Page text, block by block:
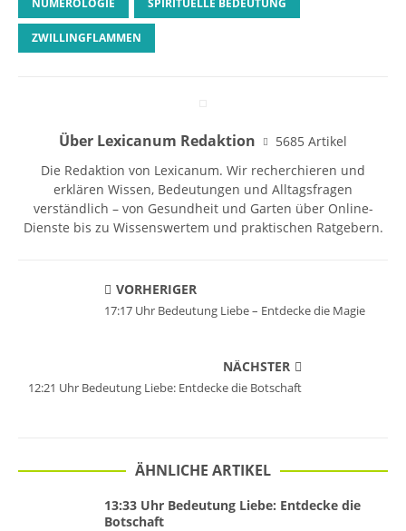
NUMEROLOGIE SPIRITUELLE BEDEUTUNG
ZWILLINGFLAMMEN
Über Lexicanum Redaktion
5685 Artikel
Die Redaktion von Lexicanum. Wir recherchieren und
erklären Wissen, Bedeutungen und Alltagsfragen
verständlich – von Gesundheit und Garten über Online-
Dienste bis zu Wissenswertem und praktischen Ratgebern.
VORHERIGER
17:17 Uhr Bedeutung Liebe – Entdecke die Magie
NÄCHSTER
12:21 Uhr Bedeutung Liebe: Entdecke die Botschaft
ÄHNLICHE ARTIKEL
13:33 Uhr Bedeutung Liebe: Entdecke die
Botschaft